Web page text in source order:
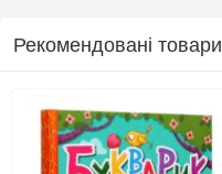
Рекомендовані товари